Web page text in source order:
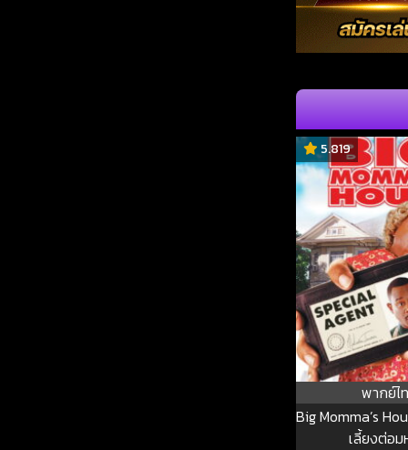
5.819
พากย์ไ
Big Momma’s
เลี้ยงต่อ